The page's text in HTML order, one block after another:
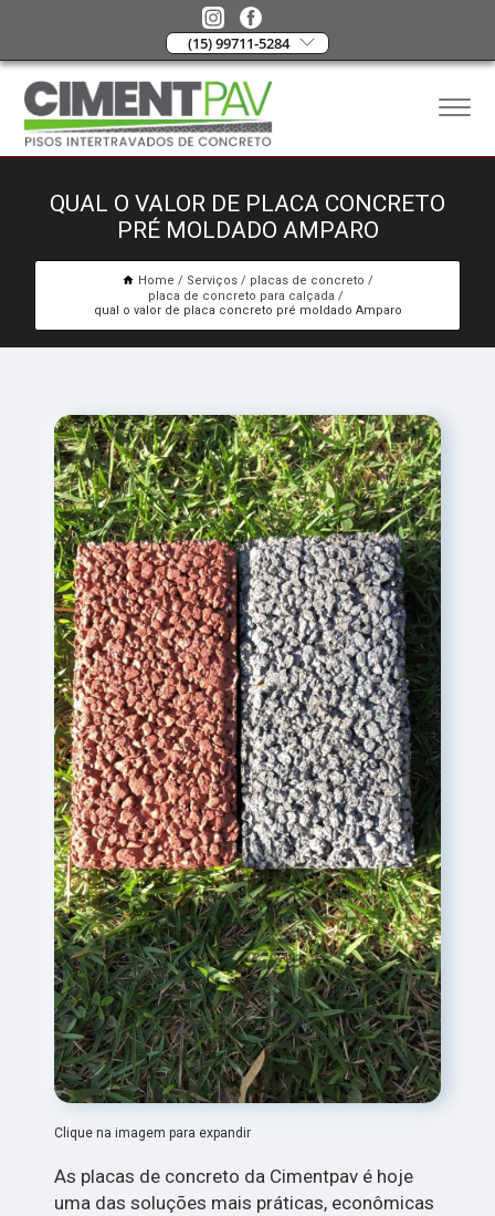
(15) 99711-5284
QUAL O VALOR DE PLACA CONCRETO
PRÉ MOLDADO AMPARO
Home Serviços
placas de concreto
placa de concreto para calçada
qual o valor de placa concreto pré moldado Amparo
Clique na imagem para expandir
As placas de concreto da Cimentpav é hoje
uma das soluções mais práticas, econômicas